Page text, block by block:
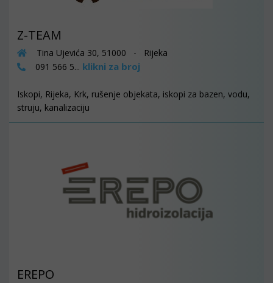
Z-TEAM
Tina Ujevića 30, 51000 - Rijeka
091 566 5... klikni za broj
Iskopi, Rijeka, Krk, rušenje objekata, iskopi za bazen, vodu,
struju, kanalizaciju
EREPO